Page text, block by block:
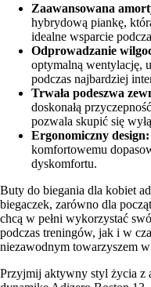
Zaawansowana
hybrydową piankę,
idealne wsparcie
Odprowadzanie
optymalną wentylację,
podczas najbardziej
Trwała podeszwa
doskonałą
pozwala skupić się
Ergonomiczny design:
komfortowemu
dyskomfortu.
Buty do biegania dla kobiet
biegaczek, zarówno dla
chcą w pełni wykorzystać
podczas treningów, jak i w
niezawodnym towarzyszem
Przyjmij aktywny styl życia z